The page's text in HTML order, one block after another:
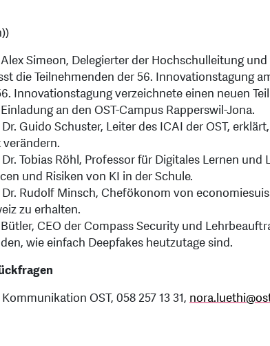
Alex Simeon, Delegierter der Hochschulleitung
die Teilnehmenden der 56. Innovationstagung
Innovationstagung verzeichnete einen neuen
an den OST-Campus Rapperswil-Jona.
Guido Schuster, Leiter des ICAI der OST,
Dr. Tobias Röhl, Professor für Digitales Lernen
und Risiken von KI in der Schule.
Dr. Rudolf Minsch, Chefökonom von
zu erhalten.
CEO der Compass Security und
wie einfach Deepfakes heutzutage sind.
OST, 058 257 13 31, nora.luethi@